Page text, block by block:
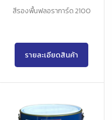
สีรองพื้นฟลอราการ์ด 2100
รายละเอียดสินค้า